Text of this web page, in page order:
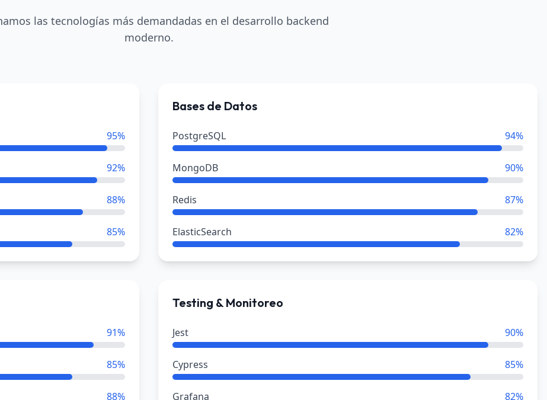
las tecnologías más demandadas en el desarrollo backend
moderno.
95%
92%
88%
85%
Bases de Datos
PostgreSQL 94%
MongoDB 90%
Redis 87%
ElasticSearch 82%
91%
85%
88%
Testing & Monitoreo
Jest 90%
Cypress 85%
Grafana 82%